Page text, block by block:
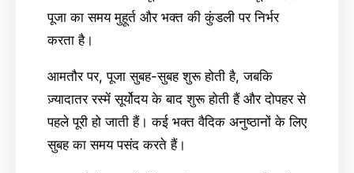
पूजा का समय मुहूर्त और भक्त की कुंडली पर निर्भर
करता है।
आमतौर पर, पूजा सुबह-सुबह शुरू होती है, जबकि
ज़्यादातर रस्में सूर्योदय के बाद शुरू होती हैं और दोपहर से
पहले पूरी हो जाती हैं। कई भक्त वैदिक अनुष्ठानों के लिए
सुबह का समय पसंद करते हैं।